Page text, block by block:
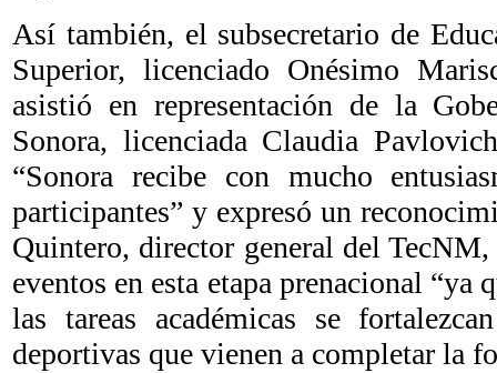
Así también, el subsecretario de
Superior, licenciado Onésimo
asistió en representación de la
Sonora, licenciada Claudia
“Sonora recibe con mucho
participantes” y expresó un
Quintero, director general del
eventos en esta etapa prenacional “ya
las tareas académicas se
deportivas que vienen a completar la